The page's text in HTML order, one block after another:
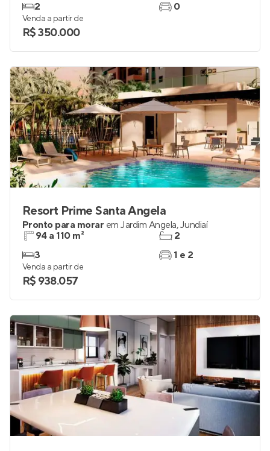
2
0
Venda a partir de
R$ 350.000
Resort Prime Santa Angela
Pronto para morar em Jardim Ângela,Jundiaí
94 a 110 m²
3
2
1 e 2
Venda a partir de
R$ 938.057